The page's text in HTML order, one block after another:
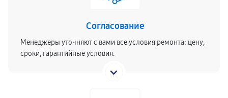
Согласование
Менеджеры уточняют с вами все условия ремонта: цену,
сроки, гарантийные условия.